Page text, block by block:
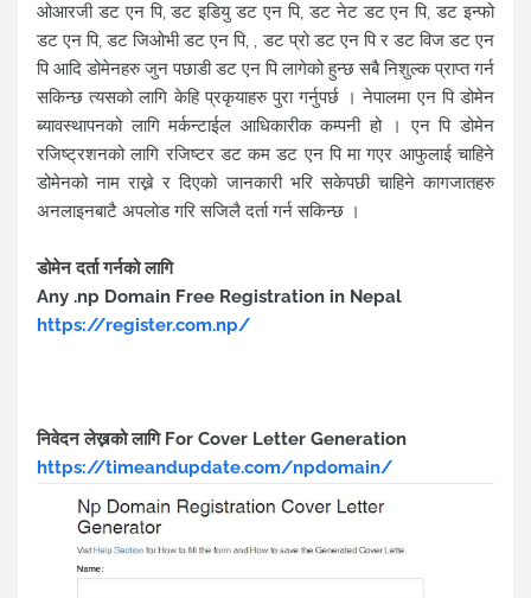
ओआरजी डट एन पि, डट इडियु डट एन पि, डट नेट डट एन पि, डट इन्फो
डट एन पि, डट जिओभी डट एन पि, , डट प्रो डट एन पि र डट विज डट एन
पि आदि डोमेनहरु जुन पछाडी डट एन पि लागेको हुन्छ सबै निशुल्क प्राप्त गर्न
सकिन्छ त्यसको लागि केहि प्रकृयाहरु पुरा गर्नुपर्छ । नेपालमा एन पि डोमेन
ब्यावस्थापनको लागि मर्कन्टाईल आधिकारीक कम्पनी हो । एन पि डोमेन
रजिष्ट्रशनको लागि रजिष्टर डट कम डट एन पि मा गएर आफुलाई चाहिने
डोमेनको नाम राख्ने र दिएको जानकारी भरि सकेपछी चाहिने कागजातहरु
अनलाइनबाटै अपलोड गरि सजिलै दर्ता गर्न सकिन्छ ।
डोमेन दर्ता गर्नको लागि
Any .np Domain Free Registration in Nepal
https://register.com.np/
निवेदन लेख्नको लागि For Cover Letter Generation
https://timeandupdate.com/npdomain/